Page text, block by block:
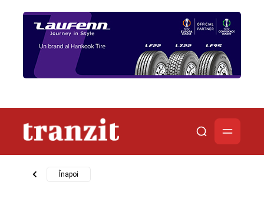
Înapoi